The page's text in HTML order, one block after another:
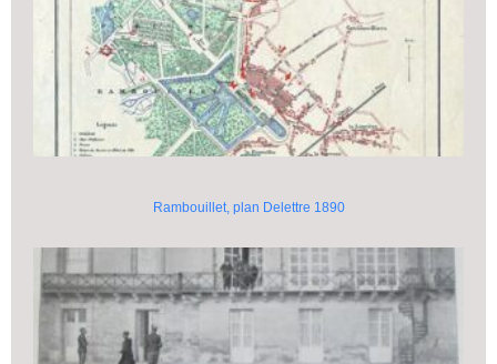
Rambouillet, plan Delettre 1890